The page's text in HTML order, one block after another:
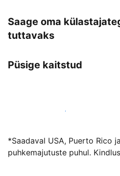
Saage oma
tuttavaks
Püsige kaitstud
Võõrusta meiega juba täna
*Saadaval USA, Puerto Rico
puhkemajutuste puhul.